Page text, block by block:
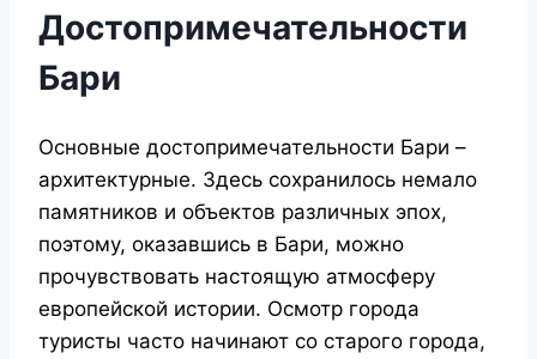
Достопримечательности
Бари
Основные достопримечательности Бари –
архитектурные. Здесь сохранилось немало
памятников и объектов различных эпох,
поэтому, оказавшись в Бари, можно
прочувствовать настоящую атмосферу
европейской истории. Осмотр города
туристы часто начинают со старого города,